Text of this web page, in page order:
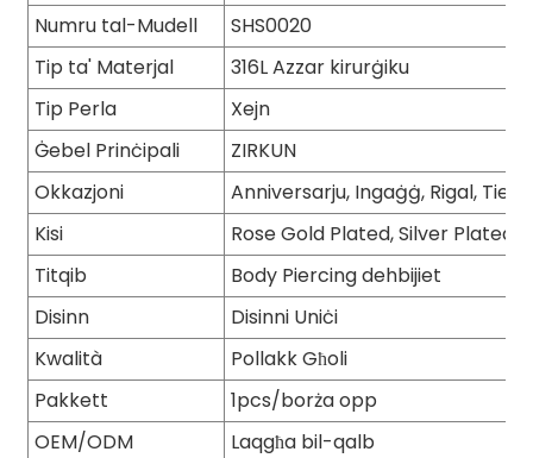
Numru tal-Mudell
SHS0020
Tip ta' Materjal
316L Azzar kirurġiku
Tip Perla
Xejn
Ġebel Prinċipali
ZIRKUN
Okkazjoni
Anniversarju, Ingaġġ, Rigal,
Kisi
Rose Gold Plated, Silver Plated,
Titqib
Body Piercing dehbijiet
Disinn
Disinni Uniċi
Kwalità
Pollakk Għoli
Pakkett
1pcs/borża opp
OEM/ODM
Laqgħa bil-qalb